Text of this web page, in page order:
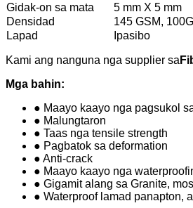
Gidak-on sa mata
5 mm X 5 mm
Densidad
145 GSM,
Lapad
Ipasibo
Kami ang nanguna nga supplier sa
Mga bahin:
● Maayo kaayo nga pagsukol
● Malungtaron
● Taas nga tensile strength
● Pagbatok sa deformation
● Anti-crack
● Maayo kaayo nga
● Gigamit alang sa Granite,
● Waterproof lamad panapton,